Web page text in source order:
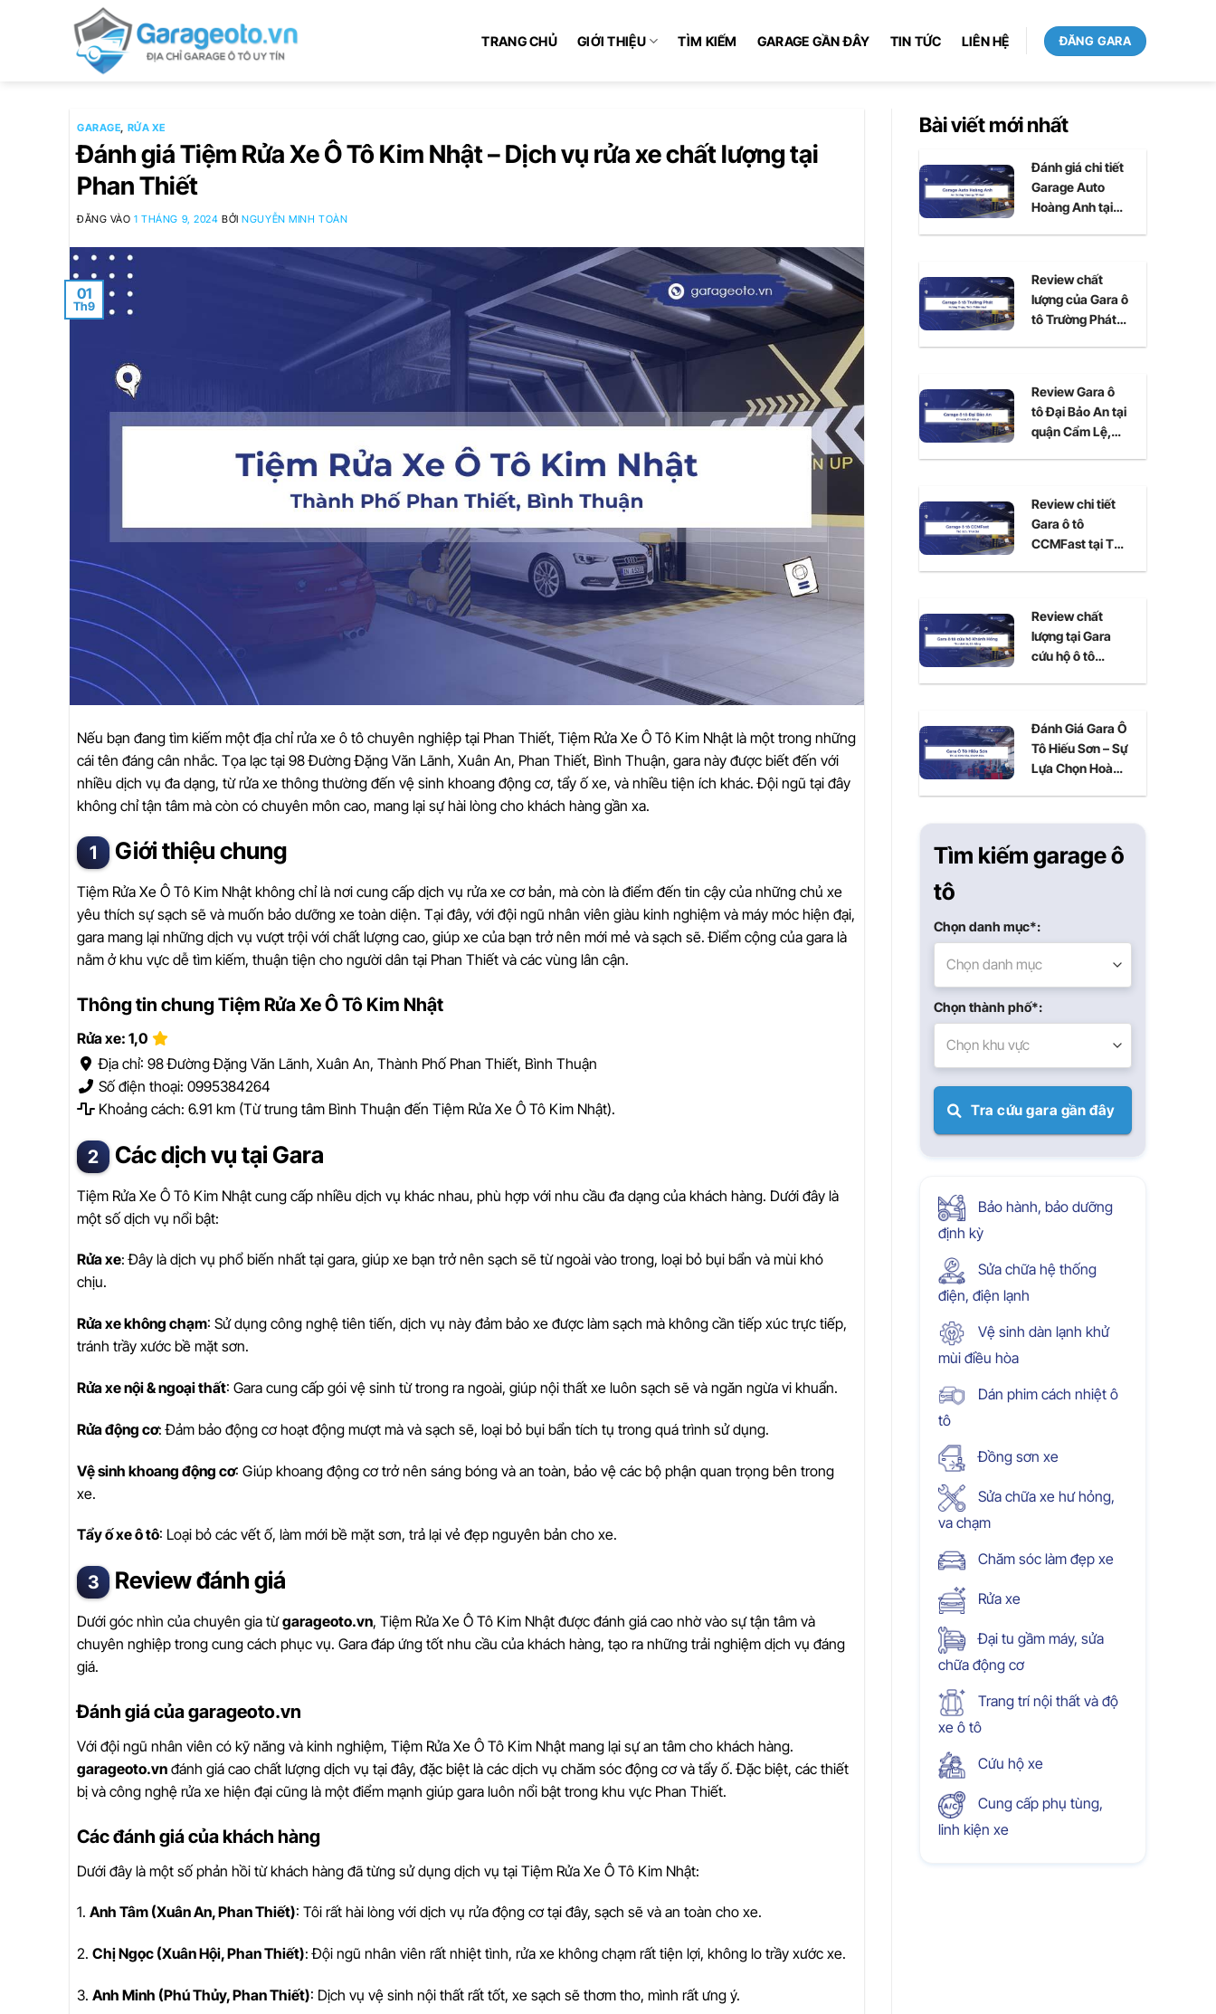
TRANG CHỦ GIỚI THIỆU TÌM KIẾM GARAGE GẦN ĐÂY TIN TỨC LIÊN HỆ ĐĂNG GARA
GARAGE, RỬA XE
Đánh giá Tiệm Rửa Xe Ô Tô Kim Nhật – Dịch vụ rửa xe chất lượng tại
Phan Thiết
ĐĂNG VÀO1 THÁNG 9, 2024 BỞINGUYỄN MINH TOÀN
01
Th9
Nếu bạn đang tìm kiếm một địa chỉ rửa xe ô tô chuyên nghiệp tại Phan Thiết, Tiệm Rửa Xe Ô Tô Kim Nhật là một trong những
cái tên đáng cân nhắc. Tọa lạc tại 98 Đường Đặng Văn Lãnh, Xuân An, Phan Thiết, Bình Thuận, gara này được biết đến với
nhiều dịch vụ đa dạng, từ rửa xe thông thường đến vệ sinh khoang động cơ, tẩy ố xe, và nhiều tiện ích khác. Đội ngũ tại đây
không chỉ tận tâm mà còn có chuyên môn cao, mang lại sự hài lòng cho khách hàng gần xa.
Giới thiệu chung
Tiệm Rửa Xe Ô Tô Kim Nhật không chỉ là nơi cung cấp dịch vụ rửa xe cơ bản, mà còn là điểm đến tin cậy của những chủ xe
yêu thích sự sạch sẽ và muốn bảo dưỡng xe toàn diện. Tại đây, với đội ngũ nhân viên giàu kinh nghiệm và máy móc hiện đại,
gara mang lại những dịch vụ vượt trội với chất lượng cao, giúp xe của bạn trở nên mới mẻ và sạch sẽ. Điểm cộng của gara là
nằm ở khu vực dễ tìm kiếm, thuận tiện cho người dân tại Phan Thiết và các vùng lân cận.
Thông tin chung Tiệm Rửa Xe Ô Tô Kim Nhật
Rửa xe: 1,0
Địa chỉ: 98 Đường Đặng Văn Lãnh, Xuân An, Thành Phố Phan Thiết, Bình Thuận
Số điện thoại: 0995384264
Khoảng cách: 6.91 km (Từ trung tâm Bình Thuận đến Tiệm Rửa Xe Ô Tô Kim Nhật).
Các dịch vụ tại Gara
Tiệm Rửa Xe Ô Tô Kim Nhật cung cấp nhiều dịch vụ khác nhau, phù hợp với nhu cầu đa dạng của khách hàng. Dưới đây là
một số dịch vụ nổi bật:
Rửa xe: Đây là dịch vụ phổ biến nhất tại gara, giúp xe bạn trở nên sạch sẽ từ ngoài vào trong, loại bỏ bụi bẩn và mùi khó
chịu.
Rửa xe không chạm: Sử dụng công nghệ tiên tiến, dịch vụ này đảm bảo xe được làm sạch mà không cần tiếp xúc trực tiếp,
tránh trầy xước bề mặt sơn.
Rửa xe nội & ngoại thất: Gara cung cấp gói vệ sinh từ trong ra ngoài, giúp nội thất xe luôn sạch sẽ và ngăn ngừa vi khuẩn.
Rửa động cơ: Đảm bảo động cơ hoạt động mượt mà và sạch sẽ, loại bỏ bụi bẩn tích tụ trong quá trình sử dụng.
Vệ sinh khoang động cơ: Giúp khoang động cơ trở nên sáng bóng và an toàn, bảo vệ các bộ phận quan trọng bên trong
xe.
Tẩy ố xe ô tô: Loại bỏ các vết ố, làm mới bề mặt sơn, trả lại vẻ đẹp nguyên bản cho xe.
Review đánh giá
Dưới góc nhìn của chuyên gia từgarageoto.vn, Tiệm Rửa Xe Ô Tô Kim Nhật được đánh giá cao nhờ vào sự tận tâm và
chuyên nghiệp trong cung cách phục vụ. Gara đáp ứng tốt nhu cầu của khách hàng, tạo ra những trải nghiệm dịch vụ đáng
giá.
Đánh giá của garageoto.vn
Với đội ngũ nhân viên có kỹ năng và kinh nghiệm, Tiệm Rửa Xe Ô Tô Kim Nhật mang lại sự an tâm cho khách hàng.
garageoto.vn đánh giá cao chất lượng dịch vụ tại đây, đặc biệt là các dịch vụ chăm sóc động cơ và tẩy ố. Đặc biệt, các thiết
bị và công nghệ rửa xe hiện đại cũng là một điểm mạnh giúp gara luôn nổi bật trong khu vực Phan Thiết.
Các đánh giá của khách hàng
Dưới đây là một số phản hồi từ khách hàng đã từng sử dụng dịch vụ tại Tiệm Rửa Xe Ô Tô Kim Nhật:
1. Anh Tâm (Xuân An, Phan Thiết): Tôi rất hài lòng với dịch vụ rửa động cơ tại đây, sạch sẽ và an toàn cho xe.
2. Chị Ngọc (Xuân Hội, Phan Thiết): Đội ngũ nhân viên rất nhiệt tình, rửa xe không chạm rất tiện lợi, không lo trầy xước xe.
3. Anh Minh (Phú Thủy, Phan Thiết): Dịch vụ vệ sinh nội thất rất tốt, xe sạch sẽ thơm tho, mình rất ưng ý.
Bài viết mới nhất
Đánh giá chi tiết
Garage Auto
Hoàng Anh tại
Review chất
lượng của Gara ô
tô Trường Phát
Review Gara ô
tô Đại Bảo An tại
quận Cẩm Lệ,
Review chi tiết
Gara ô tô
CCMFast tại Thủ
Review chất
lượng tại Gara
cứu hộ ô tô
Đánh Giá Gara Ô
Tô Hiếu Sơn – Sự
Lựa Chọn Hoàn
Tìm kiếm garage ô
tô
Chọn danh mục*:
Chọn danh mục
Chọn thành phố*:
Chọn khu vực
Tra cứu gara gần đây
Bảo hành, bảo dưỡng
định kỳ
Sửa chữa hệ thống
điện, điện lạnh
Vệ sinh dàn lạnh khử
mùi điều hòa
Dán phim cách nhiệt ô
tô
Đồng sơn xe
Sửa chữa xe hư hỏng,
va chạm
Chăm sóc làm đẹp xe
Rửa xe
Đại tu gầm máy, sửa
chữa động cơ
Trang trí nội thất và độ
xe ô tô
Cứu hộ xe
Cung cấp phụ tùng,
linh kiện xe